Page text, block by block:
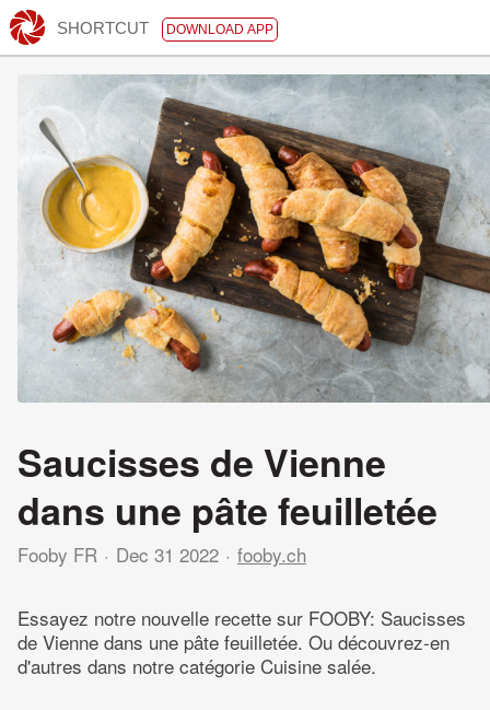
SHORTCUT DOWNLOAD APP
Saucisses de Vienne
dans une pâte feuilletée
Fooby FR Dec 31 2022 fooby.ch
Essayez notre nouvelle recette sur FOOBY: Saucisses
de Vienne dans une pâte feuilletée. Ou découvrez-en
d'autres dans notre catégorie Cuisine salée.